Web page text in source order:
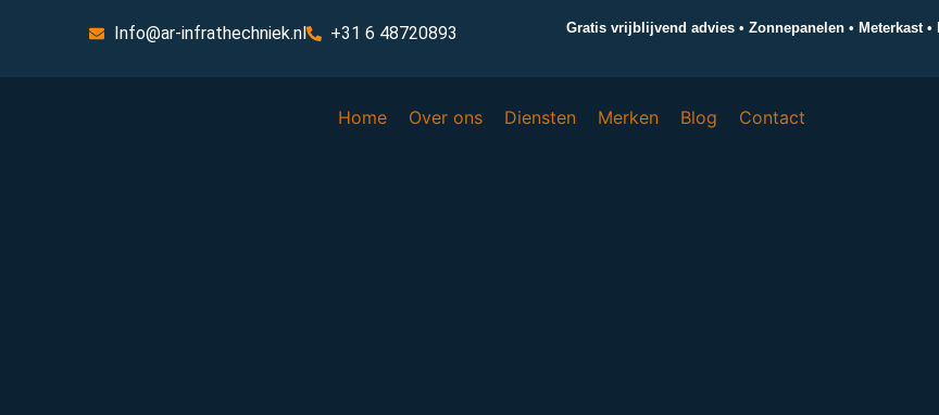
Info@ar-infrathechniek.nl +31 6 48720893 Gratis vrijblijvend advies • Zonnepanelen • Meterkast
Home Over ons Diensten Merken Blog Contact